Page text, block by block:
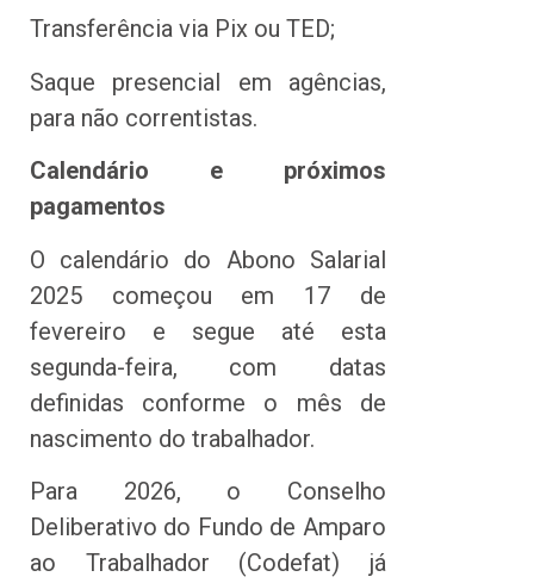
Transferência via Pix ou TED;
Saque presencial em agências,
para não correntistas.
Calendário e próximos
pagamentos
O calendário do Abono Salarial
2025 começou em 17 de
fevereiro e segue até esta
segunda-feira, com datas
definidas conforme o mês de
nascimento do trabalhador.
Para 2026, o Conselho
Deliberativo do Fundo de Amparo
ao Trabalhador (Codefat) já